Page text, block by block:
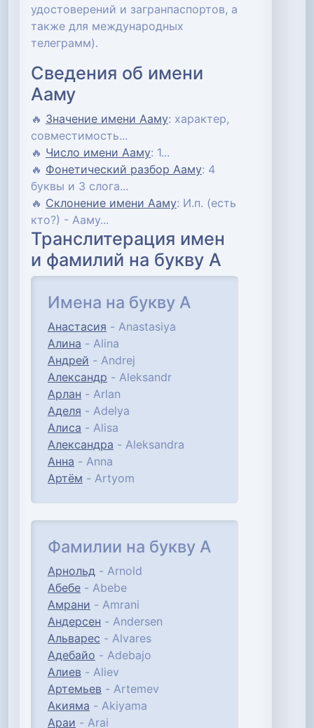
удостоверений и загранпаспортов, а
также для международных
телеграмм).
Сведения об имени
Ааму
🔥 Значение имени Ааму: характер,
совместимость...
🔥 Число имени Ааму: 1...
🔥 Фонетический разбор Ааму: 4
буквы и 3 слога...
🔥 Склонение имени Ааму: И.п. (есть
кто?) - Ааму...
Транслитерация имен
и фамилий на букву А
Имена на букву А
Анастасия - Anastasiya
Алина - Alina
Андрей - Andrej
Александр - Aleksandr
Арлан - Arlan
Аделя - Adelya
Алиса - Alisa
Александра - Aleksandra
Анна - Anna
Артём - Artyom
Фамилии на букву А
Арнольд - Arnold
Абебе - Abebe
Амрани - Amrani
Андерсен - Andersen
Альварес - Alvares
Адебайо - Adebajo
Алиев - Aliev
Артемьев - Artemev
Акияма - Akiyama
Араи - Arai